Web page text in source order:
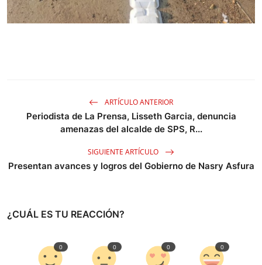
ARTÍCULO ANTERIOR
Periodista de La Prensa, Lisseth Garcia, denuncia
amenazas del alcalde de SPS, R...
SIGUIENTE ARTÍCULO
Presentan avances y logros del Gobierno de Nasry Asfura
¿CUÁL ES TU REACCIÓN?
0 0 0 0